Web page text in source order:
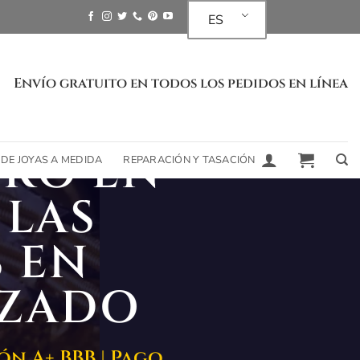
ES
Envío gratuito en todos los pedidos en línea
JOYAS A MEDIDA REPARACIÓN Y TASACIÓN
EN
EN